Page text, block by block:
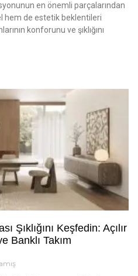
en önemli parçalarından
hem de estetik beklentileri
konforunu ve şıklığını
Şıklığını Keşfedin: Açılır
Banklı Takım